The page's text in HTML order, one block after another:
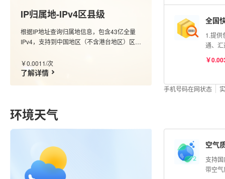
IP归属地-IPv4区县级
根据IP地址查询归属地信息，包含43亿全量
IPv4，支持到中国地区（不含港台地区）区县
￥0.0011/次
了解详情
信息
全国
1.提供
通、
据单
￥
手机号码在网状态
环境天气
空气
支持
带空